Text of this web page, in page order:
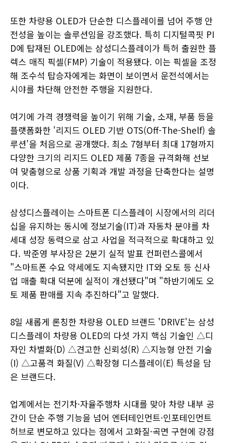
또한 차량용 OLED가 단순한 디스플레이를 넘어 주행 안
전성을 높이는 솔루션임을 강조했다. 특히 디지털콕핏 PI
D에 탑재된 OLED에는 삼성디스플레이가 특허 출원한 플
렉스 매직 픽셀(FMP) 기술이 적용됐다. 이는 픽셀을 조정
해 조수석 탑승자에게는 화면이 보이면서 운전석에서는
시야를 차단해 안전한 주행을 지원한다.
여기에 가격 경쟁력을 높이기 위해 기술, 소재, 부품 등을
플랫폼화한 '리지드 OLED 기반 OTS(Off-The-Shelf) 솔
루션'을 처음으로 공개했다. 최소 7형부터 최대 17형까지
다양한 크기의 리지드 OLED 제품 7종을 규격화해 선보
여 맞춤형으로 상품 기획과 개발 과정을 단축한다는 설명
이다.
삼성디스플레이는 스마트폰 디스플레이 시장에서의 리더
십을 유지하는 동시에 정보기술(IT)과 자동차 분야를 차
세대 성장 동력으로 삼고 사업을 적극적으로 확대하고 있
다. 박준영 부사장은 2분기 실적 발표 컨퍼런스콜에서
"스마트폰 수요 약세에도 지속됐지만 IT와 오토 등 신사
업 매출 확대 덕분에 실적이 개선됐다"며 "하반기에도 오
토 제품 판매를 지속 추진하다"고 말했다.
8일 새롭게 론칭한 차량용 OLED 브랜드 'DRIVE'는 삼성
디스플레이 차량용 OLED의 다섯 가지 핵심 기술인 △디
자인 차별화(D) △견고한 신뢰성(R) △지능형 안전 기술
(I) △고품격 화질(V) △확장형 디스플레이(E) 특성을 담
은 브랜드다.
업계에서는 전기차·자율주행차 시대를 맞아 차량 내부 공
간이 단순 주행 기능을 넘어 엔터테인먼트·인포테인먼트
허브로 변모하고 있다는 점에서 고화질·곡면 구현에 강점